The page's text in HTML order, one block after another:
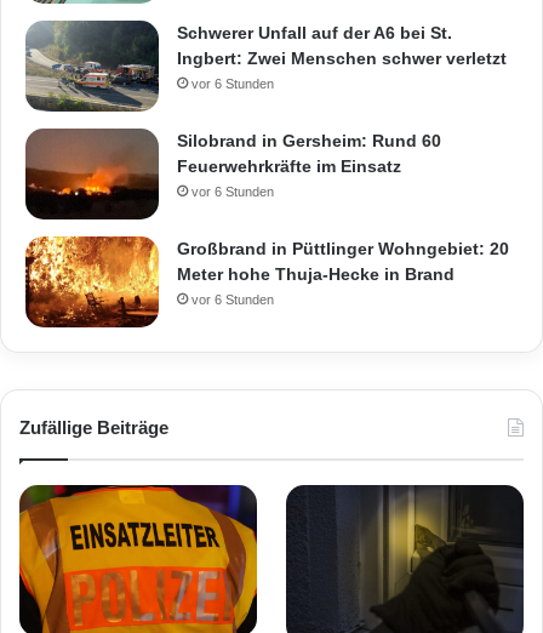
Schwerer Unfall auf der A6 bei St.
Ingbert: Zwei Menschen schwer verletzt
vor 6 Stunden
Silobrand in Gersheim: Rund 60
Feuerwehrkräfte im Einsatz
vor 6 Stunden
Großbrand in Püttlinger Wohngebiet: 20
Meter hohe Thuja-Hecke in Brand
vor 6 Stunden
Zufällige Beiträge